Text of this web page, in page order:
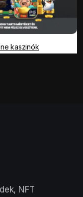
kaszinók
NFT